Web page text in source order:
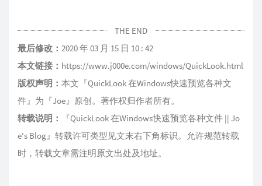
THE END
最后修改： 2020 年 03 月 15 日 10 : 42
本文链接： https://www.j000e.com/windows/QuickLook.html
版权声明： 本文『QuickLook 在Windows快速预览各种文
件』为『Joe』原创。著作权归作者所有。
转载说明：
『QuickLook 在Windows快速预览各种文件 || Jo
e's Blog』转载许可类型见文末右下角标识。允许规范转载
时，转载文章需注明原文出处及地址。